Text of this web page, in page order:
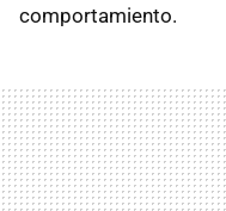
comportamiento.